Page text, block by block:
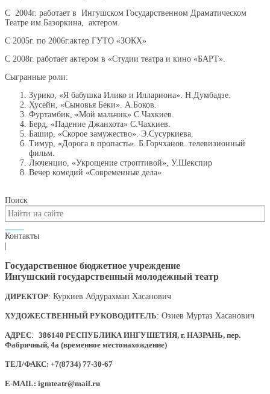
С 2004г. работает в Ингушском Государственном Драматическом
Театре им.Базоркина, актером.
С 2005г. по 2006г.актер ГУТО «ЗОКХ»
С 2008г. работает актером в «Студии театра и кино «БАРТ».
Сыгранные роли:
Зурико, «Я бабушка Илико и Иллариона». Н.Думбадзе.
Хусейн, «Сыновья Беки». А.Боков.
Фуртамбик, «Мой мальчик» С.Чахкиев.
Берд, «Падение Джанхота» С.Чахкиев.
Башир, «Скорое замужество». Э.Сусуркиева.
Тимур, «Дорога в пропасть». Б.Горчханов. телевизионный
фильм.
Люченцио, «Укрощение строптивой», У.Шекспир
Вечер комедий «Современные дела»
Поиск
Контакты
Государственное бюджетное учреждение
Ингушский государственный молодежный театр
ДИРЕКТОР: Куркиев Абдурахман Хасанович
ХУДОЖЕСТВЕННЫЙ РУКОВОДИТЕЛЬ: Озиев Муртаз Хасанович
АДРЕС: 386140 РЕСПУБЛИКА ИНГУШЕТИЯ, г. НАЗРАНЬ, пер.
Фабричный, 4а (временное местонахождение)
ТЕЛ/ФАКС: +7(8734) 77-30-67
E-MAIL: igmteatr@mail.ru